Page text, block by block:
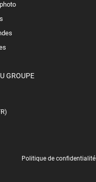
GROUPE
Politique de confidentialité